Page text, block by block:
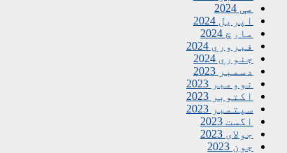
مې 2024
اپریل 2024
مارچ 2024
فبروري 2024
جنوري 2024
دسمبر 2023
نوومبر 2023
اکتوبر 2023
سپتمبر 2023
اگست 2023
جولای 2023
جون 2023